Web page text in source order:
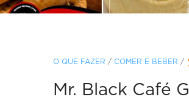
O QUE FAZER / COMER E BEBER /
Mr. Black Café